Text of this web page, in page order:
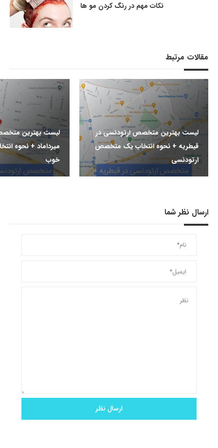
نکات مهم در رنگ کردن مو ها
مقالات مرتبط
لیست بهترین متخصص ارتودنسی در
قیطریه + نحوه انتخاب یک متخصص
ارتودنسی
لیست بهترین
میرداماد + نحوه
خوب
ارسال نظر شما